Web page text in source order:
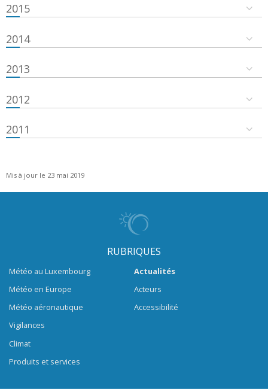
2015
2014
2013
2012
2011
Mis à jour le 23 mai 2019
RUBRIQUES
Météo au Luxembourg
Météo en Europe
Météo aéronautique
Vigilances
Climat
Produits et services
Actualités
Acteurs
Accessibilité